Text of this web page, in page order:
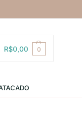
R$0,00 0